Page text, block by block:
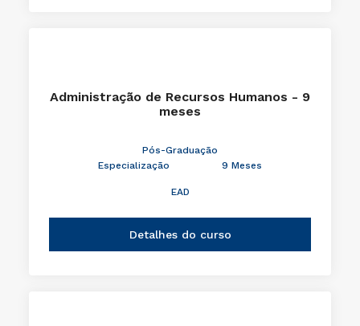
Administração de Recursos Humanos - 9
meses
Pós-Graduação
Especialização
9 Meses
EAD
Detalhes do curso